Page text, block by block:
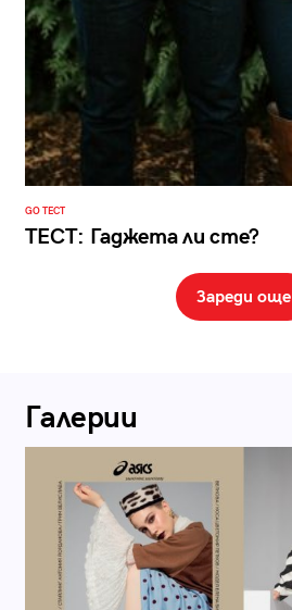
GO ТЕСТ
ТЕСТ: Гаджета ли сте?
Зареди още
Галерии